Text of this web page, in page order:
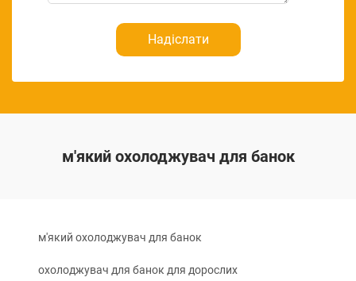
Надіслати
м'який охолоджувач для банок
м'який охолоджувач для банок
охолоджувач для банок для дорослих